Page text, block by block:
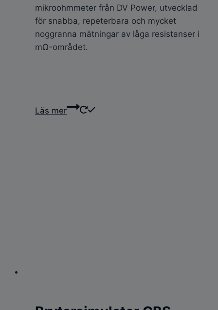
mikroohmmeter från DV Power, utvecklad
för snabba, repeterbara och mycket
noggranna mätningar av låga resistanser i
mΩ-området.
Läs mer